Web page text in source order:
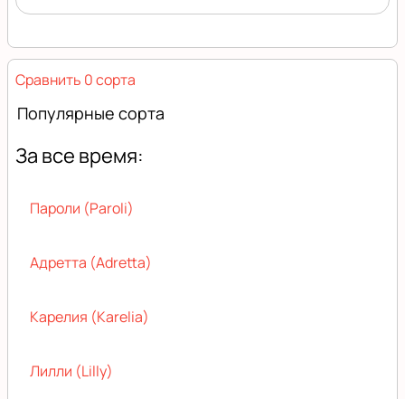
Сравнить 0 сорта
Популярные сорта
За все время:
Пароли (Paroli)
Адретта (Adretta)
Карелия (Karelia)
Лилли (Lilly)